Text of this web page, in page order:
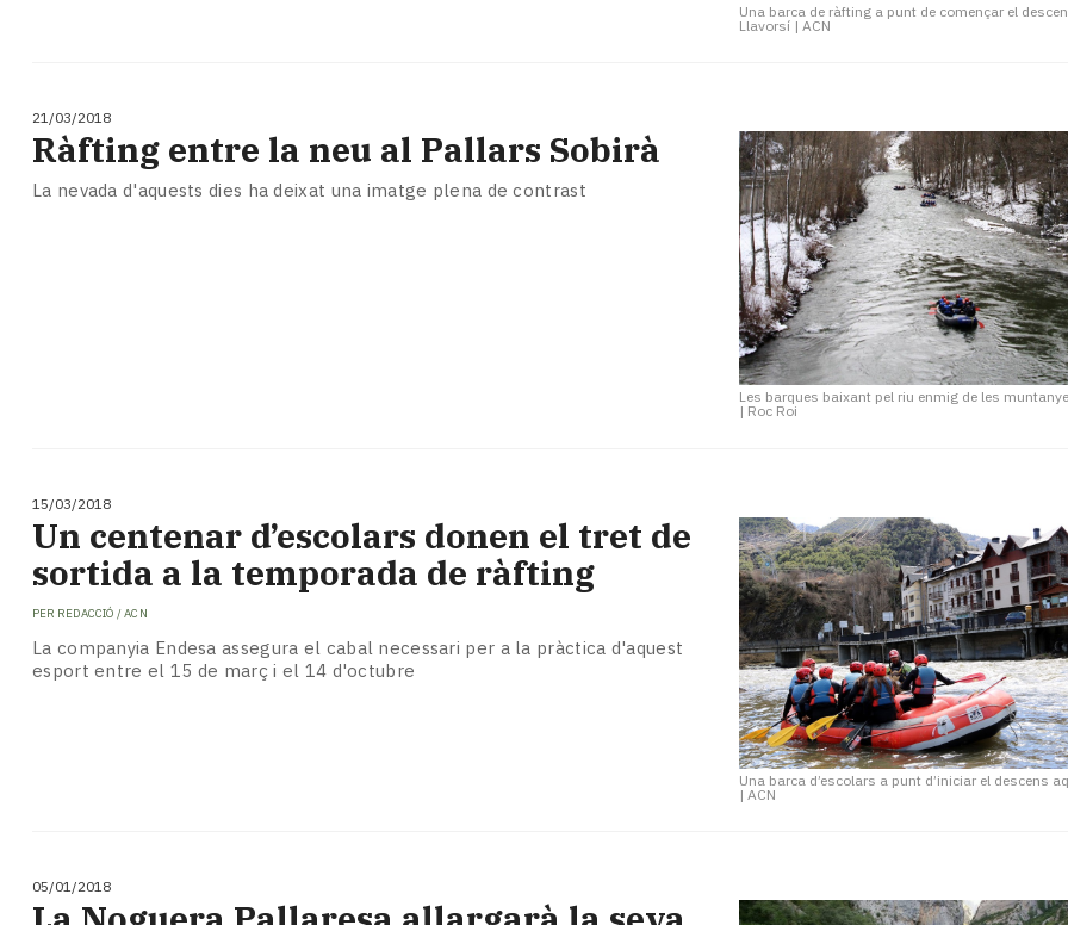
Una barca de ràfting a punt de començar el
Llavorsí | ACN
21/03/2018
Les barques baixant pel riu enmig de les
| Roc Roi
Ràfting entre la neu al Pallars Sobirà
La nevada d'aquests dies ha deixat una imatge plena de contrast
15/03/2018
Una barca d’escolars a punt d’iniciar el descens
| ACN
​Un centenar d’escolars donen el tret de
sortida a la temporada de ràfting
PER REDACCIÓ / ACN
La companyia Endesa assegura el cabal necessari per a la pràctica d'aquest
esport entre el 15 de març i el 14 d'octubre
05/01/2018